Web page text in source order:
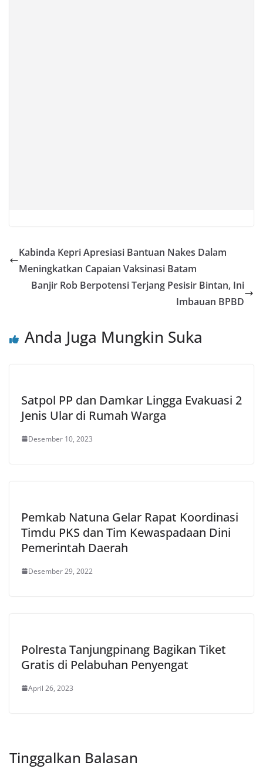
Kabinda Kepri Apresiasi Bantuan Nakes Dalam
Meningkatkan Capaian Vaksinasi Batam
Banjir Rob Berpotensi Terjang Pesisir Bintan, Ini
Imbauan BPBD
Anda Juga Mungkin Suka
Satpol PP dan Damkar Lingga Evakuasi 2
Jenis Ular di Rumah Warga
Desember 10, 2023
Pemkab Natuna Gelar Rapat Koordinasi
Timdu PKS dan Tim Kewaspadaan Dini
Pemerintah Daerah
Desember 29, 2022
Polresta Tanjungpinang Bagikan Tiket
Gratis di Pelabuhan Penyengat
April 26, 2023
Tinggalkan Balasan